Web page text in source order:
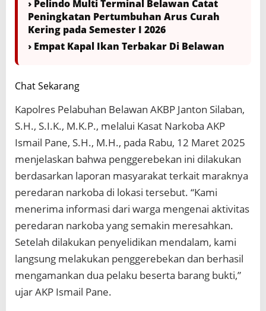
› Pelindo Multi Terminal Belawan Catat
Peningkatan Pertumbuhan Arus Curah
Kering pada Semester I 2026
› Empat Kapal Ikan Terbakar Di Belawan
Chat Sekarang
Kapolres Pelabuhan Belawan AKBP Janton Silaban,
S.H., S.I.K., M.K.P., melalui Kasat Narkoba AKP
Ismail Pane, S.H., M.H., pada Rabu, 12 Maret 2025
menjelaskan bahwa penggerebekan ini dilakukan
berdasarkan laporan masyarakat terkait maraknya
peredaran narkoba di lokasi tersebut. “Kami
menerima informasi dari warga mengenai aktivitas
peredaran narkoba yang semakin meresahkan.
Setelah dilakukan penyelidikan mendalam, kami
langsung melakukan penggerebekan dan berhasil
mengamankan dua pelaku beserta barang bukti,”
ujar AKP Ismail Pane.